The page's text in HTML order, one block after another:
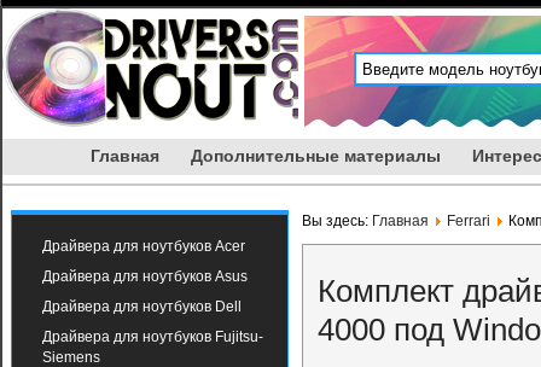
Главная Дополнительные материалы
Драйвера для ноутбуков Acer
Драйвера для ноутбуков Asus
Драйвера для ноутбуков Dell
Драйвера для ноутбуков Fujitsu-
Siemens
Вы здесь: Главная Ferrari
Комплект
4000 под